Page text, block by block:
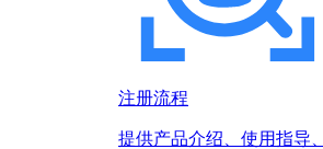
注册流程
提供产品介绍、使用指导